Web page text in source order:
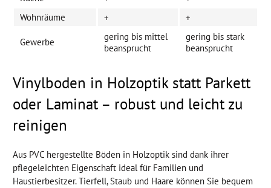
Wohnräume
+ +
Gewerbe
gering bis mittel
beansprucht
gering bis stark
beansprucht
Vinylboden in Holzoptik statt Parkett
oder Laminat – robust und leicht zu
reinigen
Aus PVC hergestellte Böden in Holzoptik sind dank ihrer
pflegeleichten Eigenschaft ideal für Familien und
Haustierbesitzer. Tierfell, Staub und Haare können Sie bequem